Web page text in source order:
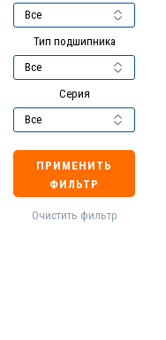
Тип подшипника
Серия
ПРИМЕНИТЬ
ФИЛЬТР
Очистить фильтр